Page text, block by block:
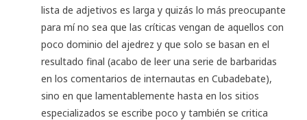
lista de adjetivos es larga y quizás lo más preocupante
para mí no sea que las críticas vengan de aquellos con
poco dominio del ajedrez y que solo se basan en el
resultado final (acabo de leer una serie de barbaridas
en los comentarios de internautas en Cubadebate),
sino en que lamentablemente hasta en los sitios
especializados se escribe poco y también se critica